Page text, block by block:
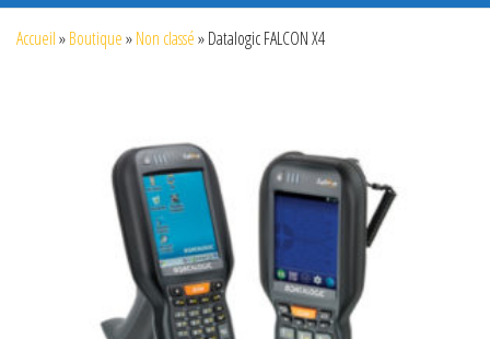
Accueil»Boutique»Non classé»Datalogic FALCON X4